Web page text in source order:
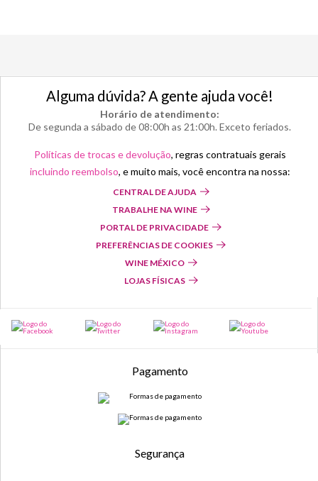
Alguma dúvida? A gente ajuda você!
Horário de atendimento:
De segunda a sábado de 08:00h as 21:00h. Exceto feriados.
Políticas de trocas e devolução, regras contratuais gerais
incluindo reembolso, e muito mais, você encontra na nossa:
CENTRAL DE AJUDA
TRABALHE NA WINE
PORTAL DE PRIVACIDADE
PREFERÊNCIAS DE COOKIES
WINE MÉXICO
LOJAS FÍSICAS
Pagamento
Segurança